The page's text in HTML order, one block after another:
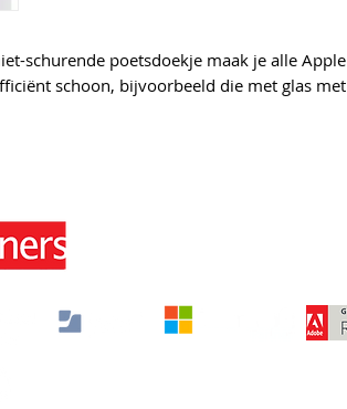
schurende poetsdoekje maak je alle Apple
schoon, bijvoorbeeld die met glas met